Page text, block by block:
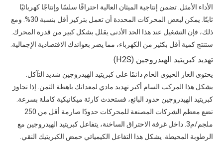
الأداء الأمثل. تضمن إنتاجية الميثان العالية احتراقًا سلسًا وإنتاجًا كهربائيًا
ثابتًا. يمكن لبعض المحركات المحددة أن تعمل بتركيز أقل بنسبة 30%. ومع
ذلك، فإن التشغيل عند هذا الحد الأدنى يقلل بشكل كبير من قدرة المحرك.
ستنتج كمية أقل بكثير من الكهرباء، مما يضر بعوائدك الاقتصادية الإجمالية.
تهديد كبريتيد الهيدروجين (H2S)
يحتوي الغاز الحيوي الخام دائمًا على كبريتيد الهيدروجين شديد التآكل.
يشكل هذا المركب السام أكبر تهديد مادي لمعداتك باهظة الثمن. إذا تجاوز
كبريتيد الهيدروجين حدود البائع، فستحدث كارثة ميكانيكية كاملة بسرعة.
تضع معظم الشركات المصنعة للمحركات حدودًا صارمة أقل من 250
ملجم/م3. داخل غرفة الاحتراق الساخنة، يتفاعل كبريتيد الهيدروجين مع
الرطوبة المحيطة. يشكل هذا التفاعل الكيميائي حمض الكبريتيك النقي.